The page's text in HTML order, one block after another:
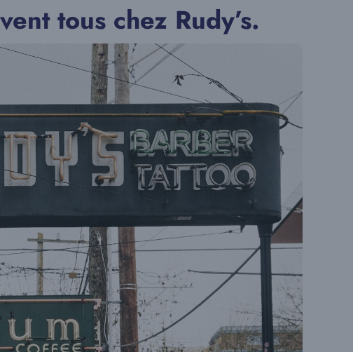
tous chez Rudy’s.